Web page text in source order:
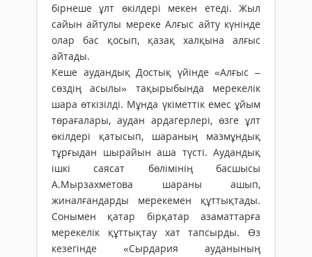
бірнеше ұлт өкілдері мекен етеді. Жыл
сайын айтулы мереке Алғыс айту күнінде
олар бас қосып, қазақ халқына алғыс
айтады.
Кеше аудандық Достық үйінде «Алғыс –
сөздің асылы» тақырыбында мерекелік
шара өткізілді. Мұнда үкіметтік емес ұйым
төрағалары, аудан ардагерлері, өзге ұлт
өкілдері қатысып, шараның мазмұндық
тұрғыдан шырайын аша түсті. Аудандық
ішкі саясат бөлімінің басшысы
А.Мырзахметова шараны ашып,
жиналғандарды мерекемен құттықтады.
Сонымен қатар бірқатар азаматтарға
мерекелік құттықтау хат тапсырды. Өз
кезегінде «Сырдария ауданының